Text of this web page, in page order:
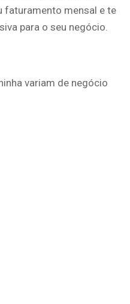
faturamento mensal e te
para o seu negócio.
variam de negócio